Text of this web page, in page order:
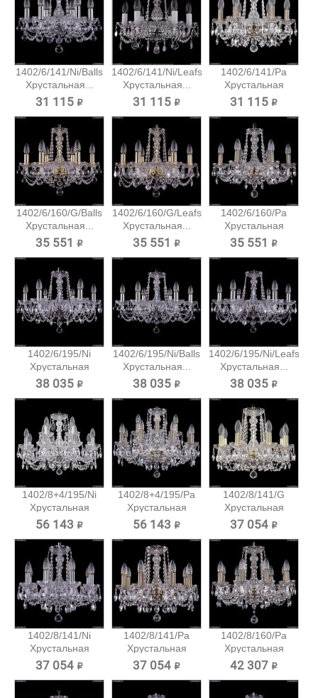
1402/6/141/Ni/Balls
Хрустальная...
31 115 ₽
1402/6/141/Ni/Leafs
Хрустальная...
31 115 ₽
1402/6/141/Pa
Хрустальная
подвесная...
31 115 ₽
1402/6/160/G/Balls
Хрустальная...
35 551 ₽
1402/6/160/G/Leafs
Хрустальная...
35 551 ₽
1402/6/160/Pa
Хрустальная
подвесная...
35 551 ₽
1402/6/195/Ni
Хрустальная
подвесная...
38 035 ₽
1402/6/195/Ni/Balls
Хрустальная...
38 035 ₽
1402/6/195/Ni/Leafs
Хрустальная...
38 035 ₽
1402/8+4/195/Ni
Хрустальная
подвесная...
56 143 ₽
1402/8+4/195/Pa
Хрустальная
подвесная...
56 143 ₽
1402/8/141/G
Хрустальная
подвесная...
37 054 ₽
1402/8/141/Ni
Хрустальная
подвесная...
37 054 ₽
1402/8/141/Pa
Хрустальная
подвесная...
37 054 ₽
1402/8/160/Pa
Хрустальная
подвесная...
42 307 ₽